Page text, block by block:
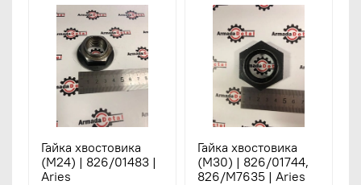
Гайка хвостовика
(M24) | 826/01483 |
Aries
Гайка хвостовика
(М30) | 826/01744,
826/M7635 | Aries